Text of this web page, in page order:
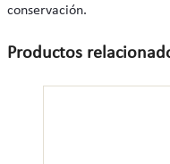
conservación.
Productos